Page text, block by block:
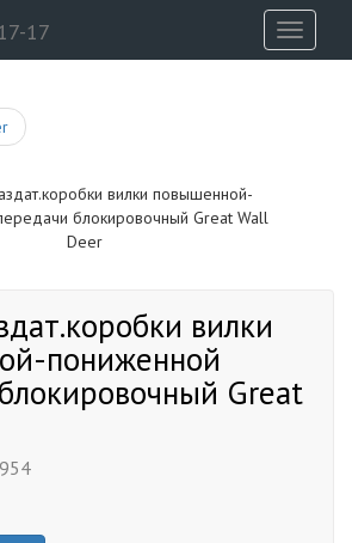
17
Toggle
вилки
пониженной
Great